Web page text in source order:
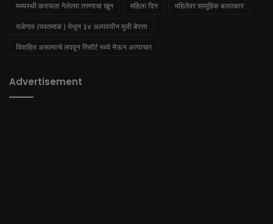
मध्यस्थी करायला गेलेल्या तरुणाचा खून महिला दिन महिलेवर सामूहिक बलात्कार
राळेगाव (यवतमाळ ) येथून ३४ अल्पवयीन मुली बेपत्ता
विवाहित असल्याचे लपवून रिसॉर्ट मध्ये नेऊन अत्याचार
Advertisement